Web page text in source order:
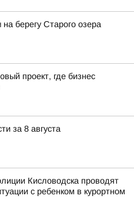
берегу Старого озера
проект, где бизнес
за 8 августа
Кисловодска проводят
с ребенком в курортном